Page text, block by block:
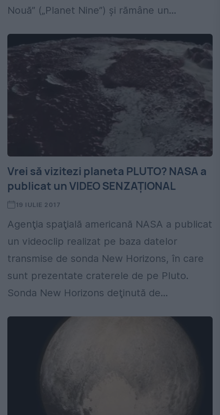
Nouă” („Planet Nine”) și rămâne un...
Vrei să vizitezi planeta PLUTO? NASA a
publicat un VIDEO SENZAŢIONAL
19 IULIE 2017
Agenţia spaţială americană NASA a publicat
un videoclip realizat pe baza datelor
transmise de sonda New Horizons, în care
sunt prezentate craterele de pe Pluto.
Sonda New Horizons deţinută de...